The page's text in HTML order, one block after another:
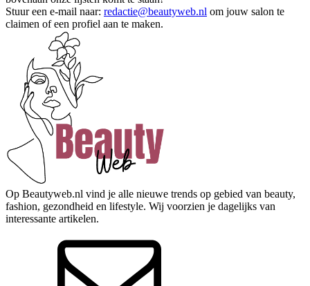
Stuur een e-mail naar: redactie@beautyweb.nl om jouw salon te
claimen of een profiel aan te maken.
Op Beautyweb.nl vind je alle nieuwe trends op gebied van beauty,
fashion, gezondheid en lifestyle. Wij voorzien je dagelijks van
interessante artikelen.